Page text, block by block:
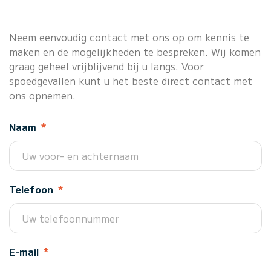
Neem eenvoudig contact met ons op om kennis te
maken en de mogelijkheden te bespreken. Wij komen
graag geheel vrijblijvend bij u langs. Voor
spoedgevallen kunt u het beste direct contact met
ons opnemen.
Naam *
Telefoon *
E-mail *